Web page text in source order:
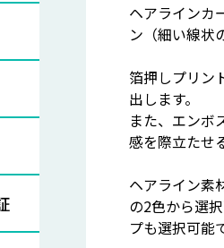
ヘアラインカ
ン（細い線状
箔押しプリン
出します。
また、エンボ
感を際立たせ
ヘアライン素
の2色から選
プも選択可能